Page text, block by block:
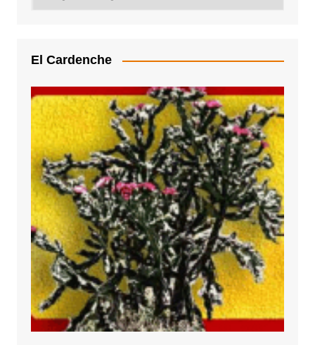
El Cardenche